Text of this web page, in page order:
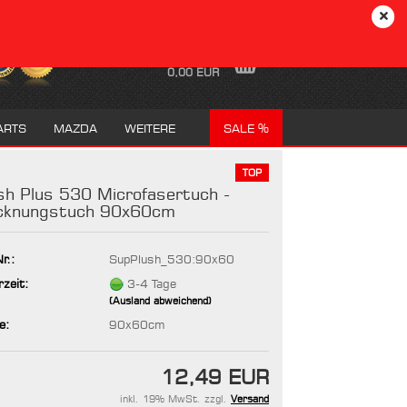
0,00 EUR
MAZDA SALE %
WEITERE
TOP
Plus 530 Microfasertuch -
90x60cm
SupPlush_530:90x60
3-4 Tage
(Ausland abweichend)
90x60cm
12,49 EUR
inkl. 19% MwSt. zzgl. Versand